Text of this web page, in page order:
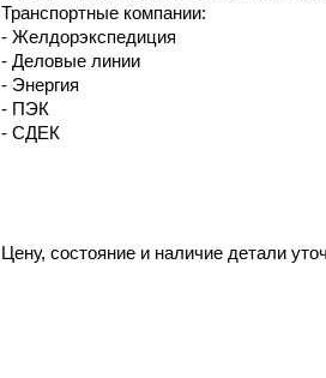
Транспортные компании:
- Желдорэкспедиция
- Деловые линии
- Энергия
- ПЭК
- СДЕК
Цену, состояние и наличие детали